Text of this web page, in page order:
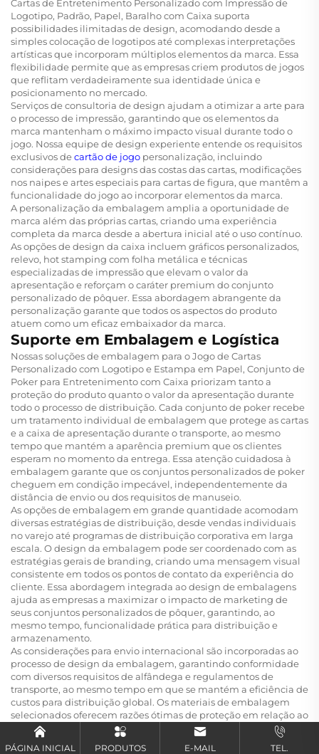
Cartas de Entretenimento Personalizado com Impressão de
Logotipo, Padrão, Papel, Baralho com Caixa suporta
possibilidades ilimitadas de design, acomodando desde a
simples colocação de logotipos até complexas interpretações
artísticas que incorporam múltiplos elementos da marca. Essa
flexibilidade permite que as empresas criem produtos de jogos
que reflitam verdadeiramente sua identidade única e
posicionamento no mercado.
Serviços de consultoria de design ajudam a otimizar a arte para
o processo de impressão, garantindo que os elementos da
marca mantenham o máximo impacto visual durante todo o
jogo. Nossa equipe de design experiente entende os requisitos
exclusivos decartão de jogo personalização, incluindo
considerações para designs das costas das cartas, modificações
nos naipes e artes especiais para cartas de figura, que mantêm a
funcionalidade do jogo ao incorporar elementos da marca.
A personalização da embalagem amplia a oportunidade de
marca além das próprias cartas, criando uma experiência
completa da marca desde a abertura inicial até o uso contínuo.
As opções de design da caixa incluem gráficos personalizados,
relevo, hot stamping com folha metálica e técnicas
especializadas de impressão que elevam o valor da
apresentação e reforçam o caráter premium do conjunto
personalizado de pôquer. Essa abordagem abrangente da
personalização garante que todos os aspectos do produto
atuem como um eficaz embaixador da marca.
Suporte em Embalagem e Logística
Nossas soluções de embalagem para o Jogo de Cartas
Personalizado com Logotipo e Estampa em Papel, Conjunto de
Poker para Entretenimento com Caixa priorizam tanto a
proteção do produto quanto o valor da apresentação durante
todo o processo de distribuição. Cada conjunto de poker recebe
um tratamento individual de embalagem que protege as cartas
e a caixa de apresentação durante o transporte, ao mesmo
tempo que mantém a aparência premium que os clientes
esperam no momento da entrega. Essa atenção cuidadosa à
embalagem garante que os conjuntos personalizados de poker
cheguem em condição impecável, independentemente da
distância de envio ou dos requisitos de manuseio.
As opções de embalagem em grande quantidade acomodam
diversas estratégias de distribuição, desde vendas individuais
no varejo até programas de distribuição corporativa em larga
escala. O design da embalagem pode ser coordenado com as
estratégias gerais de branding, criando uma mensagem visual
consistente em todos os pontos de contato da experiência do
cliente. Essa abordagem integrada ao design de embalagens
ajuda as empresas a maximizar o impacto de marketing de
seus conjuntos personalizados de pôquer, garantindo, ao
mesmo tempo, funcionalidade prática para distribuição e
armazenamento.
As considerações para envio internacional são incorporadas ao
processo de design da embalagem, garantindo conformidade
com diversos requisitos de alfândega e regulamentos de
transporte, ao mesmo tempo em que se mantém a eficiência de
custos para distribuição global. Os materiais de embalagem
selecionados oferecem razões ótimas de proteção em relação ao
peso, ajudando a controlar os custos de frete, ao mesmo tempo
em que garantem a integridade do produto durante o
PÁGINA INICIAL PRODUTOS E-MAIL TEL.